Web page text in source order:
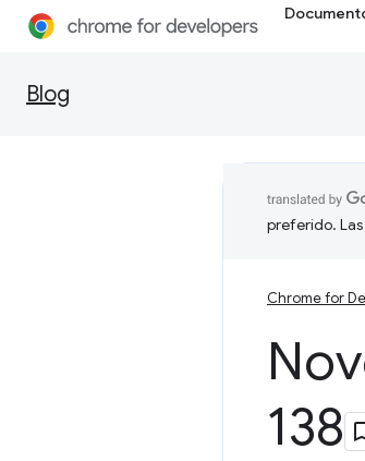
Blog
preferido.
Chrome for
138